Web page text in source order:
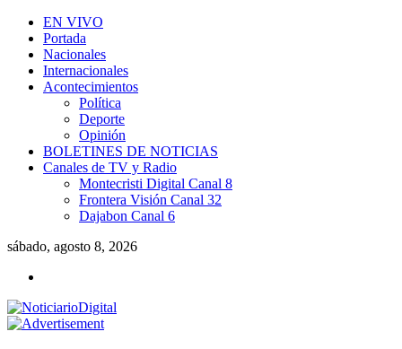
EN VIVO
Portada
Nacionales
Internacionales
Acontecimientos
Política
Deporte
Opinión
BOLETINES DE NOTICIAS
Canales de TV y Radio
Montecristi Digital Canal 8
Frontera Visión Canal 32
Dajabon Canal 6
sábado, agosto 8, 2026